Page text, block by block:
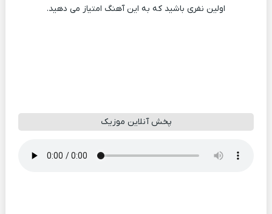
اولین نفری باشید که به این آهنگ امتیاز می دهید.
پخش آنلاین موزیک